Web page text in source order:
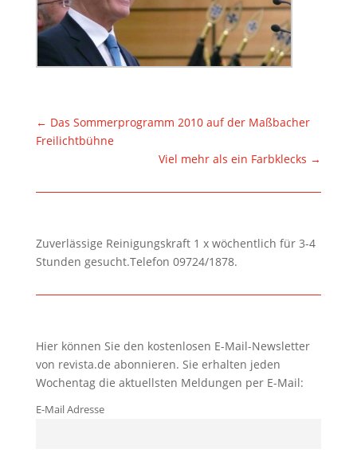
← Das Sommerprogramm 2010 auf der Maßbacher
Freilichtbühne
Viel mehr als ein Farbklecks →
Zuverlässige Reinigungskraft 1 x wöchentlich für 3-4
Stunden gesucht.Telefon 09724/1878.
Hier können Sie den kostenlosen E-Mail-Newsletter
von revista.de abonnieren. Sie erhalten jeden
Wochentag die aktuellsten Meldungen per E-Mail:
E-Mail Adresse